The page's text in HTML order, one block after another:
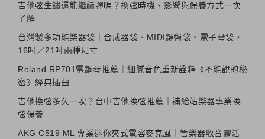
吉他弦生鏽還能繼續彈嗎？換弦時機、影響與保養方式一次
了解
台灣製多功能樂器袋｜合成器袋、MIDI鍵盤袋、電子琴袋，
16吋／21吋兩種尺寸
Roland RP701電鋼琴推薦｜細膩音色重新詮釋《不能說的秘
密》經典插曲
吉他換弦多久一次？台中吉他換弦推薦｜補給站樂器專業換
弦保養
AKG C519 ML 專業迷你夾式電容麥克風｜管樂器收音靈活